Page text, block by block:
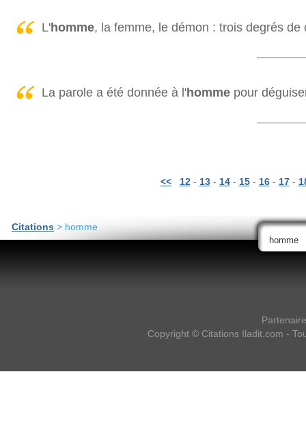
L'homme, la femme, le démon : trois degrés de
La parole a été donnée à l'hommepour
<< 12- 13- 14- 15- 16- 17-
Citations > homme
Copyright © Citations Iladit.com -